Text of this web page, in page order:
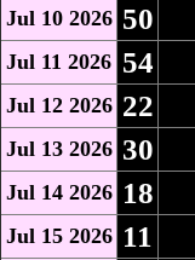
Jul 10 2026 50
Jul 11 2026 54
Jul 12 2026 22
Jul 13 2026 30
Jul 14 2026 18
Jul 15 2026 11